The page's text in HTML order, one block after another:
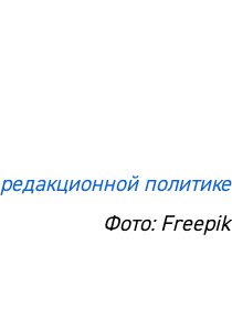
редакционной политике
Фото: Freepik